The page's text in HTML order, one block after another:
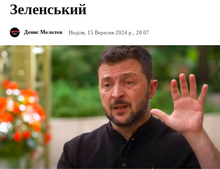
Зеленський
Денис Молотов Неділя, 15 Вересня 2024 р., 20:07